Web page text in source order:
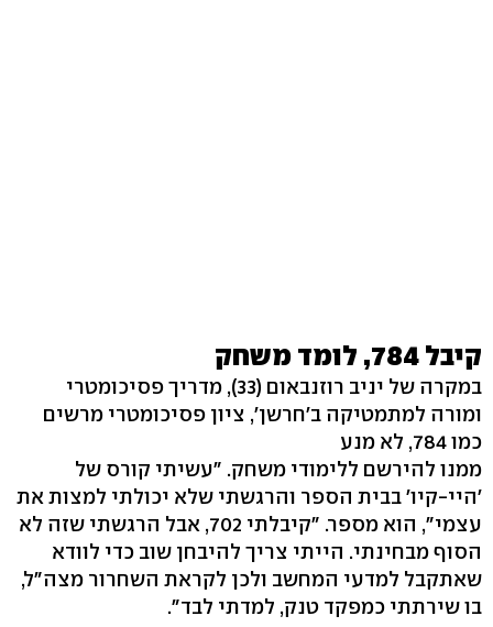
קיבל 784, לומד משחק
במקרה של יניב רוזנבאום (33), מדריך פסיכומטרי
ומורה למתמטיקה ב'חרשן', ציון פסיכומטרי מרשים
כמו 784, לא מנע
ממנו להירשם ללימודי משחק. "עשיתי קורס של
'היי-קיו' בבית הספר והרגשתי שלא יכולתי למצות את
עצמי", הוא מספר. "קיבלתי 702, אבל הרגשתי שזה לא
הסוף מבחינתי. הייתי צריך להיבחן שוב כדי לוודא
שאתקבל למדעי המחשב ולכן לקראת השחרור מצה"ל,
בו שירתתי כמפקד טנק, למדתי לבד".